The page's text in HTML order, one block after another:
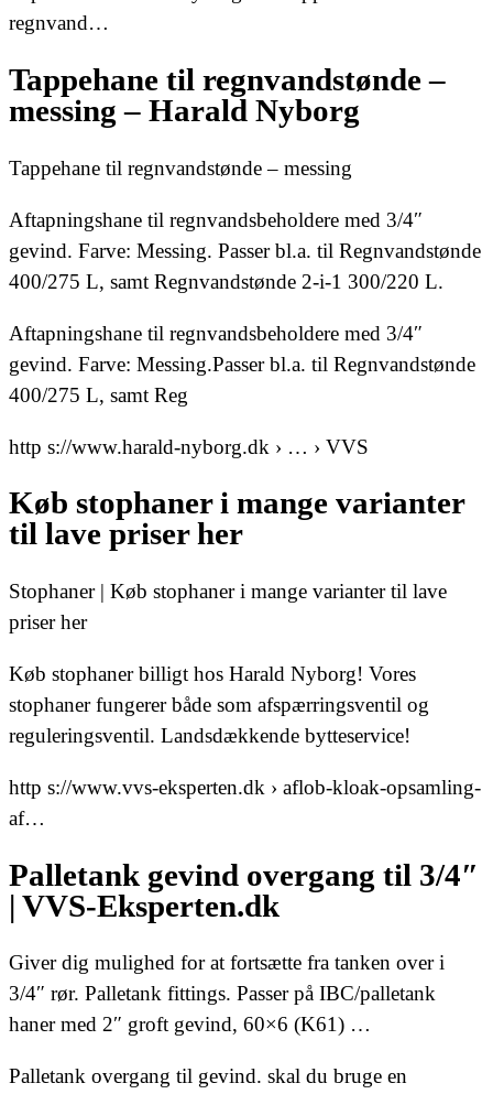
regnvand…
Tappehane til regnvandstønde –
messing – Harald Nyborg
Tappehane til regnvandstønde – messing
Aftapningshane til regnvandsbeholdere med 3/4″
gevind. Farve: Messing. Passer bl.a. til Regnvandstønde
400/275 L, samt Regnvandstønde 2-i-1 300/220 L.
Aftapningshane til regnvandsbeholdere med 3/4″
gevind. Farve: Messing.Passer bl.a. til Regnvandstønde
400/275 L, samt Reg
http s://www.harald-nyborg.dk › … › VVS
Køb stophaner i mange varianter
til lave priser her
Stophaner | Køb stophaner i mange varianter til lave
priser her
Køb stophaner billigt hos Harald Nyborg! Vores
stophaner fungerer både som afspærringsventil og
reguleringsventil. Landsdækkende bytteservice!
http s://www.vvs-eksperten.dk › aflob-kloak-opsamling-
af…
Palletank gevind overgang til 3/4″
| VVS-Eksperten.dk
Giver dig mulighed for at fortsætte fra tanken over i
3/4″ rør. Palletank fittings. Passer på IBC/palletank
haner med 2″ groft gevind, 60×6 (K61) …
Palletank overgang til gevind. skal du bruge en